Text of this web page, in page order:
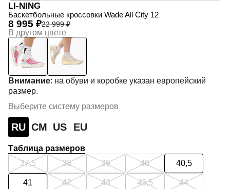
LI-NING
Баскетбольные кроссовки Wade All City 12
22 999 ₽
8 995 ₽
В другом цвете
Внимание: на обуви и коробке указан европейский
размер.
Выберите систему размеров
RU СМ US EU
Таблица размеров
37,5
38 39 40 40,5
41 42 43 43,5 44